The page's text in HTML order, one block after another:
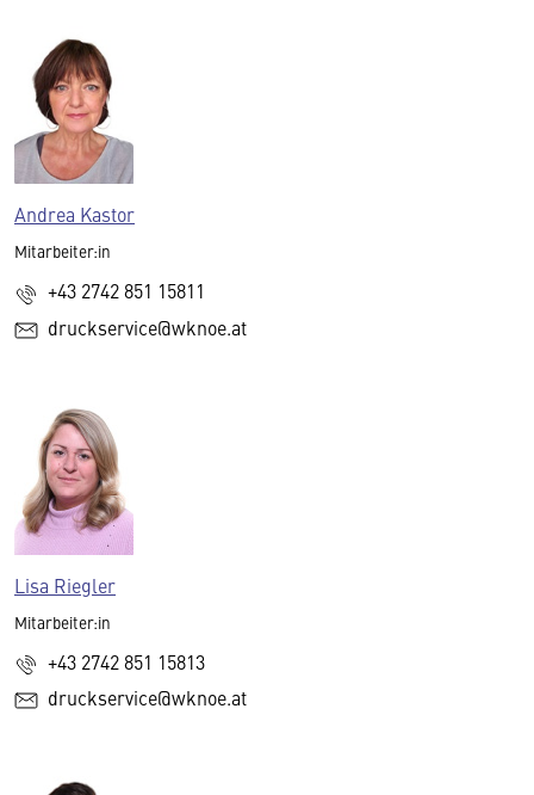
Andrea Kastor
Mitarbeiter:in
+43 2742 851 15811
druckservice@wknoe.at
Lisa Riegler
Mitarbeiter:in
+43 2742 851 15813
druckservice@wknoe.at